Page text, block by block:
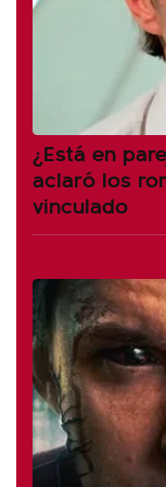
¿Está en
aclaró los
vinculado